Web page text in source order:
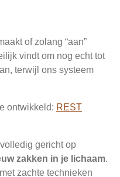
of zolang “aan”
vindt om nog echt tot
terwijl ons systeem
ontwikkeld: REST
gericht op
zakken in je lichaam.
zachte technieken